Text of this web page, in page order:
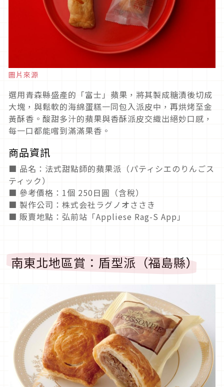
圖片來源
選用青森縣盛產的「富士」蘋果，將其製成糖漬後切成
大塊，與鬆軟的海綿蛋糕一同包入派皮中，再烘烤至金
黃酥香。酸甜多汁的蘋果與香酥派皮交織出絕妙口感，
每一口都能嚐到滿滿果香。
商品資訊
■ 品名：法式甜點師的蘋果派（パティシエのりんごス
ティック）
■ 參考價格：1個 250日圓（含稅）
■ 製作公司：株式会社ラグノオささき
■ 販賣地點：弘前站「Appliese Rag-S App」
南東北地區賞：盾型派（福島縣）